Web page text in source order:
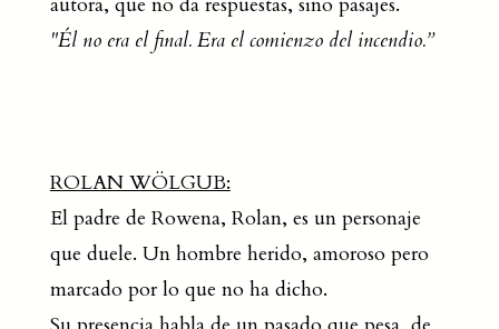
"Él no era el final. Era el comienzo del incendio.”
ROLAN WÖLGUB:
El padre de Rowena, Rolan, es un personaje
que duele. Un hombre herido, amoroso pero
marcado por lo que no ha dicho.